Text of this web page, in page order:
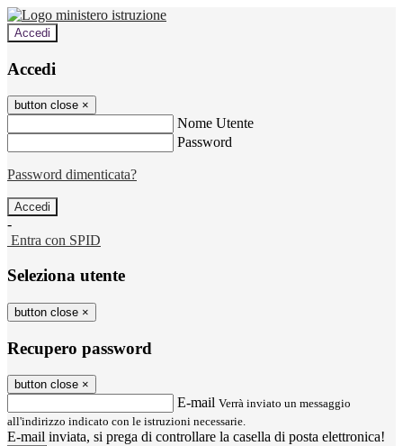
Accedi
Accedi
button close ×
Nome Utente
Password
Password dimenticata?
-
Entra con SPID
Seleziona utente
button close ×
Recupero password
button close ×
E-mail Verrà inviato un messaggio
all'indirizzo indicato con le istruzioni necessarie.
E-mail inviata, si prega di controllare la casella di posta elettronica!